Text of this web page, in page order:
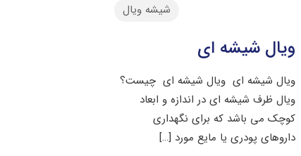
شیشه ویال
ویال شیشه ای
ویال شیشه ای ویال شیشه ای چیست؟
ویال ظرف شیشه ای در اندازه و ابعاد
کوچک می باشد که برای نگهداری
داروهای پودری یا مایع مورد […]